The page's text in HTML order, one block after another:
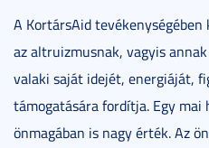
A KortársAid
az altruizmusnak, vagyis
valaki saját idejét, energiáját,
támogatására fordítja. Egy mai
önmagában is nagy érték. Az